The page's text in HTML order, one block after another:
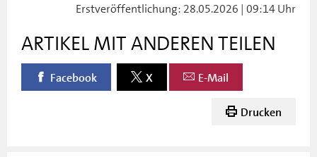
Erstveröffentlichung: 28.05.2026 | 09:14 Uhr
ARTIKEL MIT ANDEREN TEILEN
Facebook X E-Mail
Drucken